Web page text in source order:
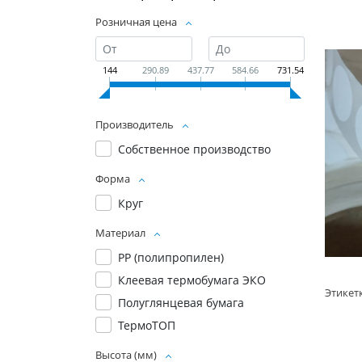
Розничная цена
144 290.89 437.77 584.66 731.54
Производитель
Собственное производство
Форма
Круг
Материал
PP (полипропилен)
Клеевая термобумага ЭКО
Полуглянцевая бумага
ТермоТОП
Высота (мм)